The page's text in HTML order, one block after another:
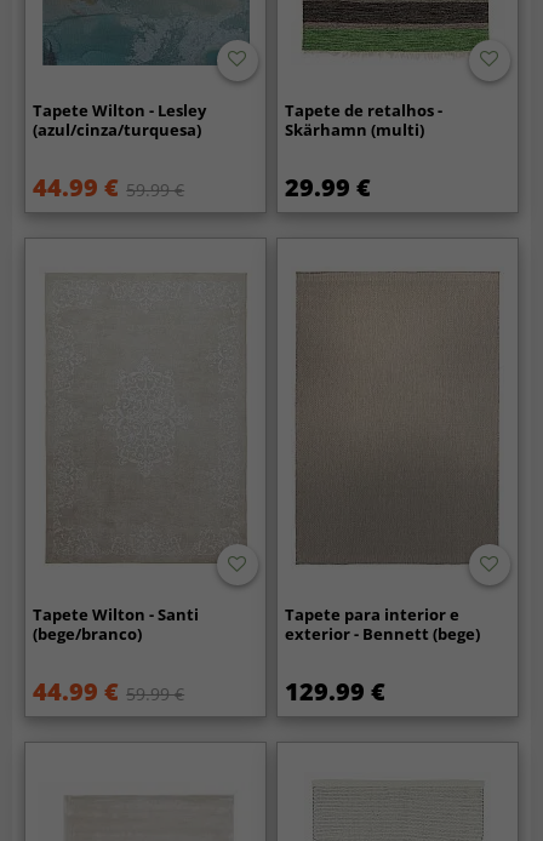
Tapete Wilton - Lesley
(azul/cinza/turquesa)
44.99 € 59.99 €
Tapete de retalhos -
Skärhamn (multi)
29.99 €
Tapete Wilton - Santi
(bege/branco)
44.99 € 59.99 €
Tapete para interior e
exterior - Bennett (bege)
129.99 €